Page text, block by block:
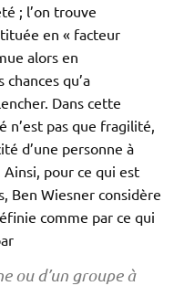
; l’on trouve
en « facteur
alors en
qu’a
Dans cette
n’est pas que fragilité,
d’une personne à
pour ce qui est
Ben Wiesner considère
comme par ce qui
ou d’un groupe à